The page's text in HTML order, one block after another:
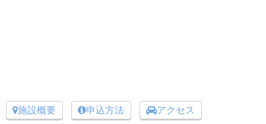
施設概要 申込方法 アクセス